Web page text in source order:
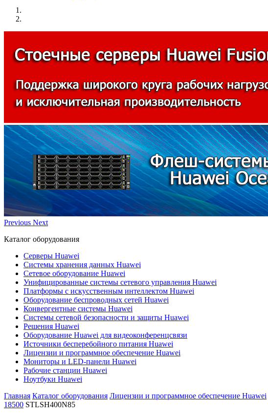
Previous Next
Каталог оборудования
Серверы Huawei
Системы хранения данных Huawei
Сетевое оборудование Huawei
Унифицированные системы сетевого управления Huawei
Платформы с искусственным интеллектом Huawei
Оборудование беспроводных сетей Huawei
Конвергентные системы Huawei
Системы сетевой безопасности и защиты Huawei
Решения Huawei
Оборудование Huawei для видеоконференцсвязи
Источники бесперебойного питания Huawei
Лицензии и программное обеспечение Huawei
Мониторы и LED-панели Huawei
Рабочие станции Huawei
Ноутбуки Huawei
Главная Каталог оборудования Лицензии и программное обеспечение Huawei
18500 STLSH400N85